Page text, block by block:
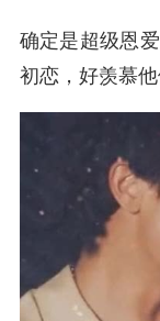
确定是超级恩
初恋，好羡慕他